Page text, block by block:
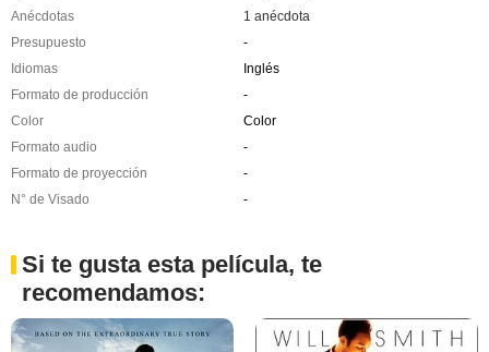
Anécdotas
1 anécdota
Presupuesto
-
Idiomas
Inglés
Formato de producción
-
Color
Color
Formato audio
-
Formato de proyección
-
N° de Visado
-
Si te gusta esta película, te
recomendamos: